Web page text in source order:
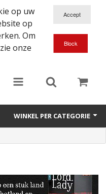
op uw
op
Om
onze
WINKEL PER CATEGORIE